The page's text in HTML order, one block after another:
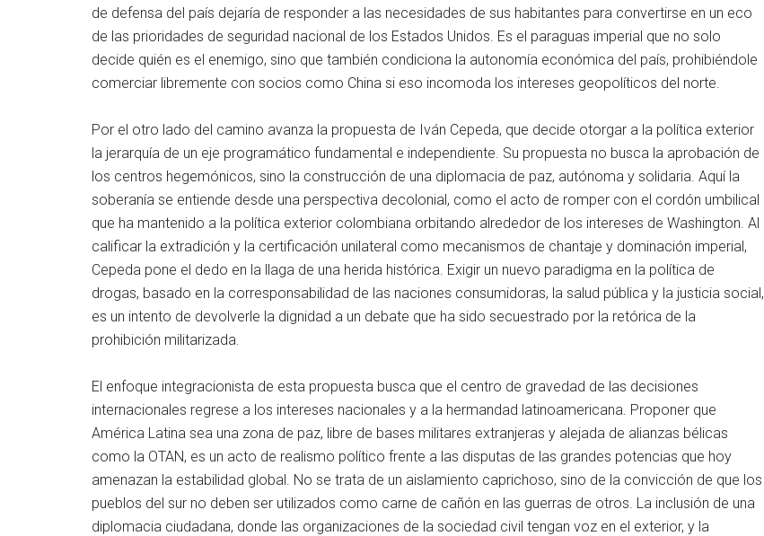
de defensa del país dejaría de responder a las necesidades de sus habitantes para convertirse en un eco
de las prioridades de seguridad nacional de los Estados Unidos. Es el paraguas imperial que no solo
decide quién es el enemigo, sino que también condiciona la autonomía económica del país, prohibiéndole
comerciar libremente con socios como China si eso incomoda los intereses geopolíticos del norte.
Por el otro lado del camino avanza la propuesta de Iván Cepeda, que decide otorgar a la política exterior
la jerarquía de un eje programático fundamental e independiente. Su propuesta no busca la aprobación de
los centros hegemónicos, sino la construcción de una diplomacia de paz, autónoma y solidaria. Aquí la
soberanía se entiende desde una perspectiva decolonial, como el acto de romper con el cordón umbilical
que ha mantenido a la política exterior colombiana orbitando alrededor de los intereses de Washington. Al
calificar la extradición y la certificación unilateral como mecanismos de chantaje y dominación imperial,
Cepeda pone el dedo en la llaga de una herida histórica. Exigir un nuevo paradigma en la política de
drogas, basado en la corresponsabilidad de las naciones consumidoras, la salud pública y la justicia social,
es un intento de devolverle la dignidad a un debate que ha sido secuestrado por la retórica de la
prohibición militarizada.
El enfoque integracionista de esta propuesta busca que el centro de gravedad de las decisiones
internacionales regrese a los intereses nacionales y a la hermandad latinoamericana. Proponer que
América Latina sea una zona de paz, libre de bases militares extranjeras y alejada de alianzas bélicas
como la OTAN, es un acto de realismo político frente a las disputas de las grandes potencias que hoy
amenazan la estabilidad global. No se trata de un aislamiento caprichoso, sino de la convicción de que los
pueblos del sur no deben ser utilizados como carne de cañón en las guerras de otros. La inclusión de una
diplomacia ciudadana, donde las organizaciones de la sociedad civil tengan voz en el exterior, y la